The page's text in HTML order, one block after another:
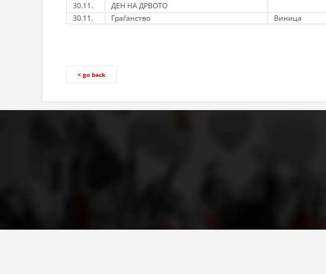
30.11.
ДЕН НА ДРВОТО
30.11.
Граѓанство Виница
< go back